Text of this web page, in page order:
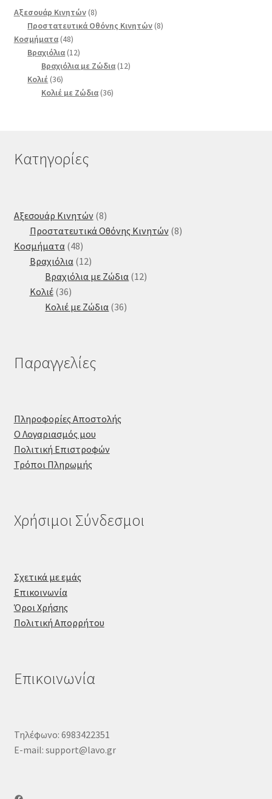
Αξεσουάρ Κινητών 88
προϊόντα
Προστατευτικά Οθόνης Κινητών 88
Κοσμήματα 4848
προϊόντα
Βραχιόλια 1212
προϊόντα
Βραχιόλια με Ζώδια 1212
Κολιέ 3636
προϊόντα
Κολιέ με Ζώδια 3636
Κατηγορίες
Αξεσουάρ Κινητών 88
προϊόντα
Προστατευτικά Οθόνης Κινητών 88
Κοσμήματα 4848
προϊόντα
Βραχιόλια 1212
προϊόντα
Βραχιόλια με Ζώδια 1212
Κολιέ 3636
προϊόντα
Κολιέ με Ζώδια 3636
Παραγγελίες
Πληροφορίες Αποστολής
Ο Λογαριασμός μου
Πολιτική Επιστροφών
Τρόποι Πληρωμής
Χρήσιμοι Σύνδεσμοι
Σχετικά με εμάς
Επικοινωνία
Όροι Χρήσης
Πολιτική Απορρήτου
Επικοινωνία
Τηλέφωνο: 6983422351
E-mail: support@lavo.gr